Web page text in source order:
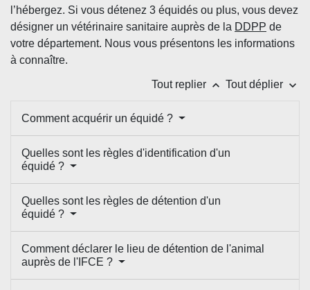
l’hébergez. Si vous détenez 3 équidés ou plus, vous devez
désigner un vétérinaire sanitaire auprès de la DDPP de
votre département. Nous vous présentons les informations
à connaître.
Tout replier keyboard_arrow_up Tout déplier keyboard_arrow_down
Comment acquérir un équidé ?
Quelles sont les règles d'identification d'un
équidé ?
Quelles sont les règles de détention d'un
équidé ?
Comment déclarer le lieu de détention de l'animal
auprès de l'IFCE ?